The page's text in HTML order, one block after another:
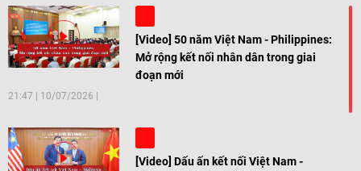
[Video] 50 năm Việt Nam - Philippines:
Mở rộng kết nối nhân dân trong giai
đoạn mới
21:47 | 10/07/2026
[Video] Dấu ấn kết nối Việt Nam -